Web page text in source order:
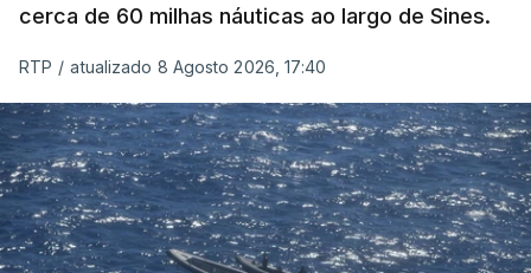
cerca de 60 milhas náuticas ao largo de Sines.
RTP / atualizado 8 Agosto 2026, 17:40